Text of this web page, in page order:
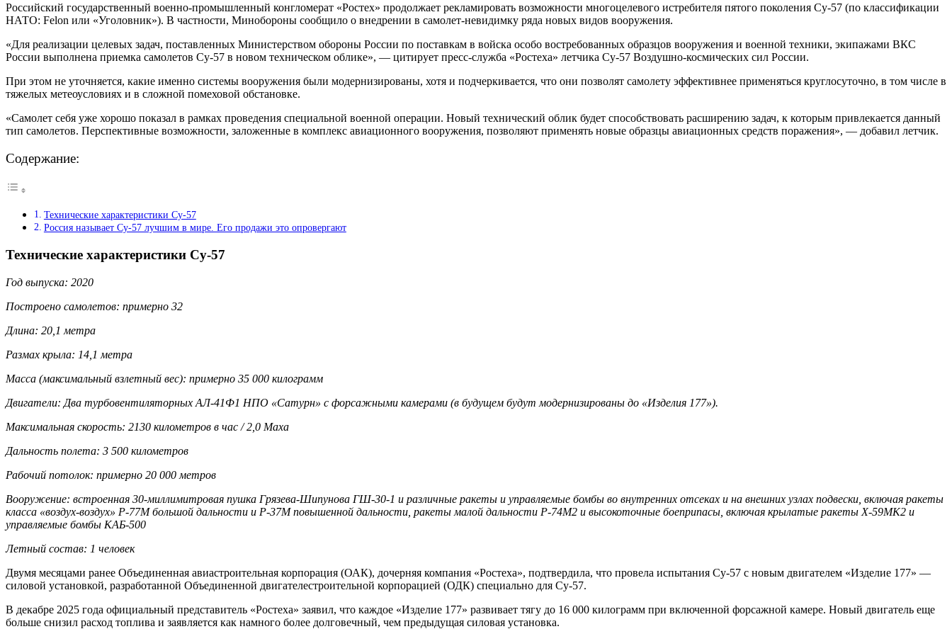
Российский государственный военно-промышленный конгломерат «Ростех» продолжает рекламировать возможности многоцелевого истребителя пятого поколения Су-57 (по классификации
НАТО: Felon или «Уголовник»). В частности, Минобороны сообщило о внедрении в самолет-невидимку ряда новых видов вооружения.
«Для реализации целевых задач, поставленных Министерством обороны России по поставкам в войска особо востребованных образцов вооружения и военной техники, экипажами ВКС
России выполнена приемка самолетов Су-57 в новом техническом облике», — цитирует пресс-служба «Ростеха» летчика Су-57 Воздушно-космических сил России.
При этом не уточняется, какие именно системы вооружения были модернизированы, хотя и подчеркивается, что они позволят самолету эффективнее применяться круглосуточно, в том числе в
тяжелых метеоусловиях и в сложной помеховой обстановке.
«Самолет себя уже хорошо показал в рамках проведения специальной военной операции. Новый технический облик будет способствовать расширению задач, к которым привлекается данный
тип самолетов. Перспективные возможности, заложенные в комплекс авиационного вооружения, позволяют применять новые образцы авиационных средств поражения», — добавил летчик.
Содержание:
Технические характеристики Су-57
Россия называет Су-57 лучшим в мире. Его продажи это опровергают
Технические характеристики Су-57
Год выпуска: 2020
Построено самолетов: примерно 32
Длина: 20,1 метра
Размах крыла: 14,1 метра
Масса (максимальный взлетный вес): примерно 35 000 килограмм
Двигатели: Два турбовентиляторных АЛ-41Ф1 НПО «Сатурн» с форсажными камерами (в будущем будут модернизированы до «Изделия 177»).
Максимальная скорость: 2130 километров в час / 2,0 Маха
Дальность полета: 3 500 километров
Рабочий потолок: примерно 20 000 метров
Вооружение: встроенная 30-миллимитровая пушка Грязева-Шипунова ГШ-30-1 и различные ракеты и управляемые бомбы во внутренних отсеках и на внешних узлах подвески, включая ракеты
класса «воздух-воздух» Р-77М большой дальности и Р-37М повышенной дальности, ракеты малой дальности Р-74М2 и высокоточные боеприпасы, включая крылатые ракеты Х-59МК2 и
управляемые бомбы КАБ-500
Летный состав: 1 человек
Двумя месяцами ранее Объединенная авиастроительная корпорация (ОАК), дочерняя компания «Ростеха», подтвердила, что провела испытания Су-57 с новым двигателем «Изделие 177» —
силовой установкой, разработанной Объединенной двигателестроительной корпорацией (ОДК) специально для Су-57.
В декабре 2025 года официальный представитель «Ростеха» заявил, что каждое «Изделие 177» развивает тягу до 16 000 килограмм при включенной форсажной камере. Новый двигатель еще
больше снизил расход топлива и заявляется как намного более долговечный, чем предыдущая силовая установка.